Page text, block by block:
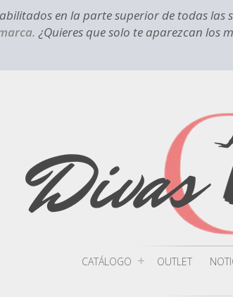
en la parte superior de todas las
¿Quieres que solo te aparezcan los
CATÁLOGO OUTLET